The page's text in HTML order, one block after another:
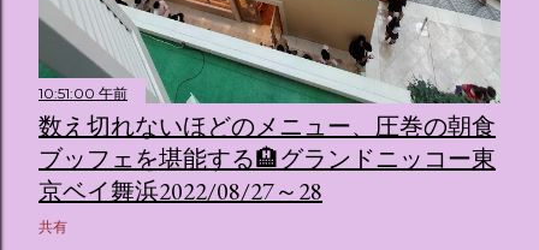
10:51:00 午前
数え切れないほどのメニュー、圧巻の朝食
ブッフェを堪能する🏨グランドニッコー東
京ベイ舞浜2022/08/27～28
共有